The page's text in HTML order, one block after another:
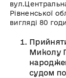
Рівненської
вигляді 80
Миколу
судом